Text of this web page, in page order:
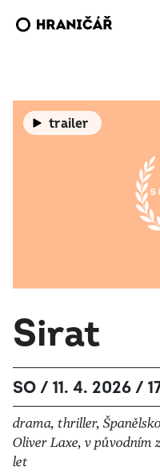
trailer
Sirat
SO / 11. 4. 2026 /
drama, thriller,
Oliver Laxe, v původním
let